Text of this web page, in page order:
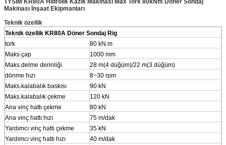
TYSIM KR80A Hidrolik Kazık Makinası Max Tork 80kNm Döner Sondaj
Makinası İnşaat Ekipmanları
Teknik özellik
Teknik özellik KR80A Döner Sondaj Rig
tork
80 kN.m
Maks.çap
1000 mm
Maks.delme derinliği
28 m(4 düğüm)/22 m(3 düğüm)
dönme hızı
8~30 rpm
Maks.kalabalık baskısı
90 kN
Maks.kalabalık çekme
120 kN
Ana vinç hattı çekme
80 kN
Ana vinç hattı hızı
75 m/dak
Yardımcı vinç hattı çekme
35 kN
Yardımcı vinç hattı hızı
40 m/dak